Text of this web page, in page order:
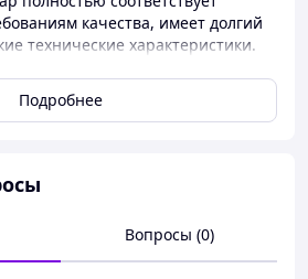
качества, имеет долгий
технические характеристики.
Вас товаре, Вы
у менеджера.
Подробнее
Вопросы (0)